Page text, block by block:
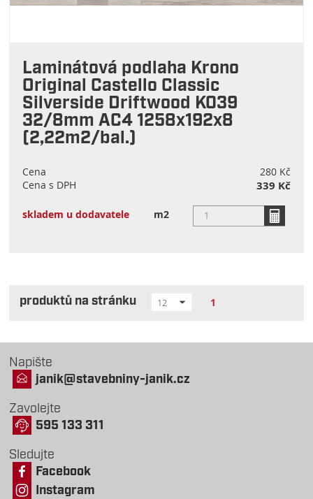
Laminátová podlaha Krono
Original Castello Classic
Silverside Driftwood K039
32/8mm AC4 1258x192x8
(2,22m2/bal.)
Cena
280 Kč
Cena s DPH
339 Kč
skladem u dodavatele m2
produktů na stránku 12 1
Napište
janik@stavebniny-janik.cz
Zavolejte
595 133 311
Sledujte
Facebook
Instagram